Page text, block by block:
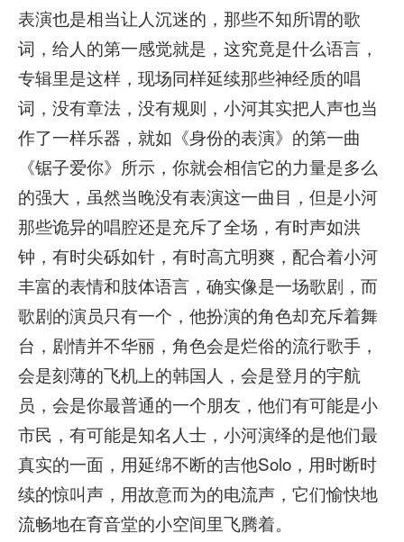
表演也是相当让人沉迷的，那些不知所谓的歌
词，给人的第一感觉就是，这究竟是什么语言，
专辑里是这样，现场同样延续那些神经质的唱
词，没有章法，没有规则，小河其实把人声也当
作了一样乐器，就如《身份的表演》的第一曲
《锯子爱你》所示，你就会相信它的力量是多么
的强大，虽然当晚没有表演这一曲目，但是小河
那些诡异的唱腔还是充斥了全场，有时声如洪
钟，有时尖砾如针，有时高亢明爽，配合着小河
丰富的表情和肢体语言，确实像是一场歌剧，而
歌剧的演员只有一个，他扮演的角色却充斥着舞
台，剧情并不华丽，角色会是烂俗的流行歌手，
会是刻薄的飞机上的韩国人，会是登月的宇航
员，会是你最普通的一个朋友，他们有可能是小
市民，有可能是知名人士，小河演绎的是他们最
真实的一面，用延绵不断的吉他Solo，用时断时
续的惊叫声，用故意而为的电流声，它们愉快地
流畅地在育音堂的小空间里飞腾着。